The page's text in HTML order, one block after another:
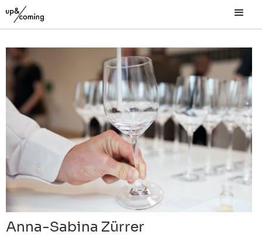
Anna-Sabina Zürrer